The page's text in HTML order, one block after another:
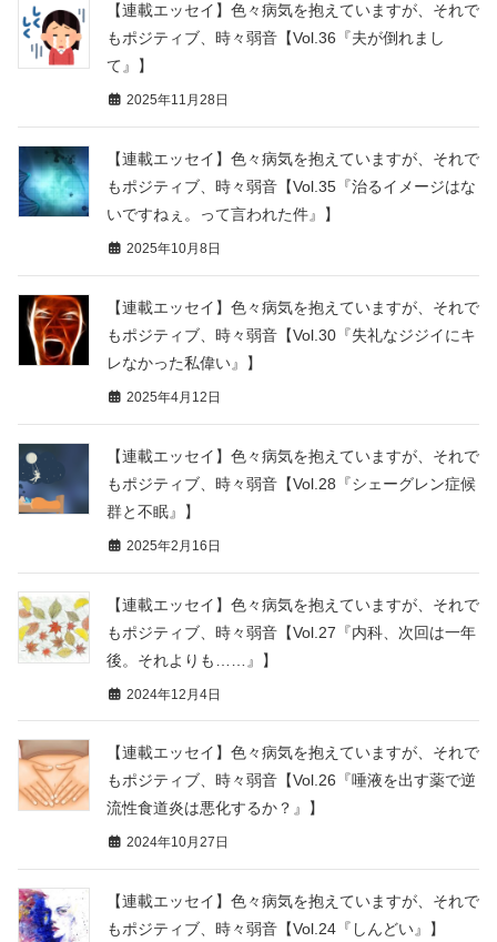
【連載エッセイ】色々病気を抱えていますが、それで
もポジティブ、時々弱音【Vol.36『夫が倒れまし
て』】
2025年11月28日
【連載エッセイ】色々病気を抱えていますが、それで
もポジティブ、時々弱音【Vol.35『治るイメージはな
いですねぇ。って言われた件』】
2025年10月8日
【連載エッセイ】色々病気を抱えていますが、それで
もポジティブ、時々弱音【Vol.30『失礼なジジイにキ
レなかった私偉い』】
2025年4月12日
【連載エッセイ】色々病気を抱えていますが、それで
もポジティブ、時々弱音【Vol.28『シェーグレン症候
群と不眠』】
2025年2月16日
【連載エッセイ】色々病気を抱えていますが、それで
もポジティブ、時々弱音【Vol.27『内科、次回は一年
後。それよりも……』】
2024年12月4日
【連載エッセイ】色々病気を抱えていますが、それで
もポジティブ、時々弱音【Vol.26『唾液を出す薬で逆
流性食道炎は悪化するか？』】
2024年10月27日
【連載エッセイ】色々病気を抱えていますが、それで
もポジティブ、時々弱音【Vol.24『しんどい』】